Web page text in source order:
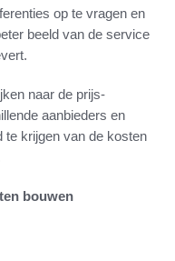
op te vragen en
beeld van de service
naar de prijs-
aanbieders en
te krijgen van de kosten
bouwen